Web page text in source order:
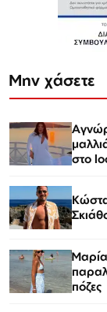
Μην χάσετε
στο
πόζες